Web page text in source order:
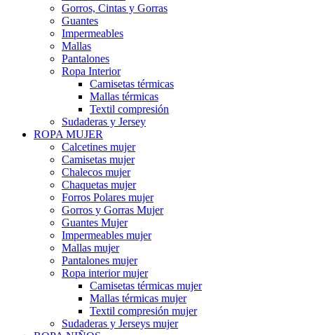
Gorros, Cintas y Gorras
Guantes
Impermeables
Mallas
Pantalones
Ropa Interior
Camisetas térmicas
Mallas térmicas
Textil compresión
Sudaderas y Jersey
ROPA MUJER
Calcetines mujer
Camisetas mujer
Chalecos mujer
Chaquetas mujer
Forros Polares mujer
Gorros y Gorras Mujer
Guantes Mujer
Impermeables mujer
Mallas mujer
Pantalones mujer
Ropa interior mujer
Camisetas térmicas mujer
Mallas térmicas mujer
Textil compresión mujer
Sudaderas y Jerseys mujer